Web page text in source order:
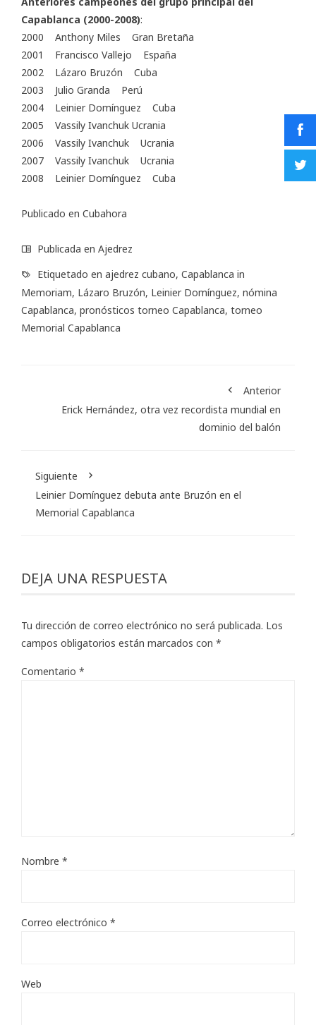
Capablanca (2000-2008):
2000 Anthony Miles Gran Bretaña
2001 Francisco Vallejo España
2002 Lázaro Bruzón Cuba
2003 Julio Granda Perú
2004 Leinier Domínguez Cuba
2005 Vassily Ivanchuk Ucrania
2006 Vassily Ivanchuk Ucrania
2007 Vassily Ivanchuk Ucrania
2008 Leinier Domínguez Cuba
Publicado en Cubahora
Publicada en Ajedrez
Etiquetado en ajedrez cubano, Capablanca in
Memoriam, Lázaro Bruzón, Leinier Domínguez, nómina
Capablanca, pronósticos torneo Capablanca, torneo
Memorial Capablanca
Anterior
Erick Hernández, otra vez recordista mundial en
dominio del balón
Siguiente
Leinier Domínguez debuta ante Bruzón en el
Memorial Capablanca
DEJA UNA RESPUESTA
Tu dirección de correo electrónico no será publicada. Los
campos obligatorios están marcados con *
Comentario *
Nombre *
Correo electrónico *
Web